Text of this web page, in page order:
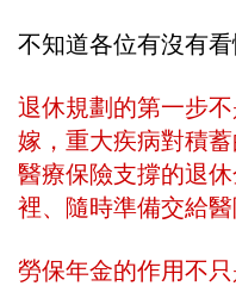
不知道各位有沒有看
退休規劃的第一步
嫁，重大疾病對積
醫療保險支撐的退
裡、隨時準備交給醫
勞保年金的作用不